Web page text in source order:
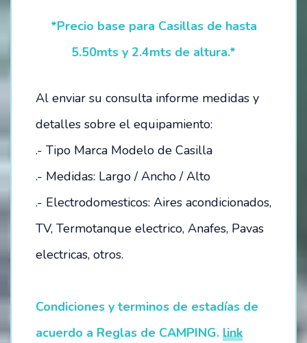
*Precio base para Casillas de hasta
5.50mts y 2.4mts de altura.*
Al enviar su consulta informe medidas y
detalles sobre el equipamiento:
.- Tipo Marca Modelo de Casilla
.- Medidas: Largo / Ancho / Alto
.- Electrodomesticos: Aires acondicionados,
TV, Termotanque electrico, Anafes, Pavas
electricas, otros.
Condiciones y terminos de estadías de
acuerdo a Reglas de CAMPING. link